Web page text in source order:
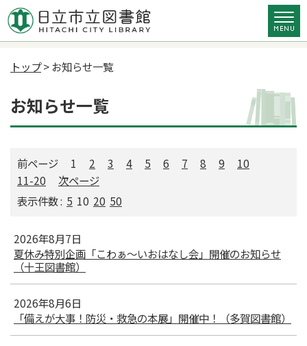
トップ> お知らせ一覧
お知らせ一覧
前ページ 1 2 3 4 5 6 7 8 9
10
11-20
次ページ
表示件数 : 5 10 20 50
2026年8月7日
夏休み特別企画「こわぁ～いおはなし会」開催のお知らせ
（十王図書館）
2026年8月6日
「備えが大事！防災・救急の本展」開催中！（多賀図書館）